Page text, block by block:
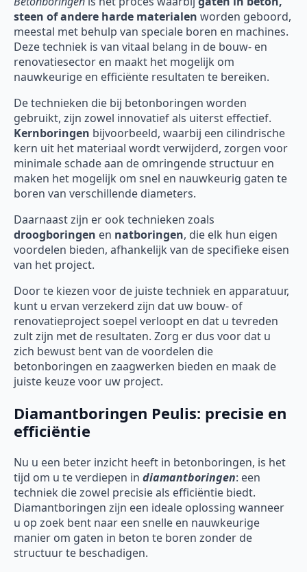
steen of andere harde materialen worden geboord,
meestal met behulp van speciale boren en machines.
Deze techniek is van vitaal belang in de bouw- en
renovatiesector en maakt het mogelijk om
nauwkeurige en efficiënte resultaten te bereiken.
De technieken die bij betonboringen worden
gebruikt, zijn zowel innovatief als uiterst effectief.
Kernboringen bijvoorbeeld, waarbij een cilindrische
kern uit het materiaal wordt verwijderd, zorgen voor
minimale schade aan de omringende structuur en
maken het mogelijk om snel en nauwkeurig gaten te
boren van verschillende diameters.
Daarnaast zijn er ook technieken zoals
droogboringen en natboringen, die elk hun eigen
voordelen bieden, afhankelijk van de specifieke eisen
van het project.
Door te kiezen voor de juiste techniek en apparatuur,
kunt u ervan verzekerd zijn dat uw bouw- of
renovatieproject soepel verloopt en dat u tevreden
zult zijn met de resultaten. Zorg er dus voor dat u
zich bewust bent van de voordelen die
betonboringen en zaagwerken bieden en maak de
juiste keuze voor uw project.
Diamantboringen Peulis: precisie en
efficiëntie
Nu u een beter inzicht heeft in betonboringen, is het
tijd om u te verdiepen in diamantboringen: een
techniek die zowel precisie als efficiëntie biedt.
Diamantboringen zijn een ideale oplossing wanneer
u op zoek bent naar een snelle en nauwkeurige
manier om gaten in beton te boren zonder de
structuur te beschadigen.